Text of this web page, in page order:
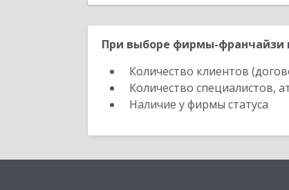
При выборе фирмы-франчайзи
Количество клиентов
Количество специалистов,
Наличие у фирмы статуса